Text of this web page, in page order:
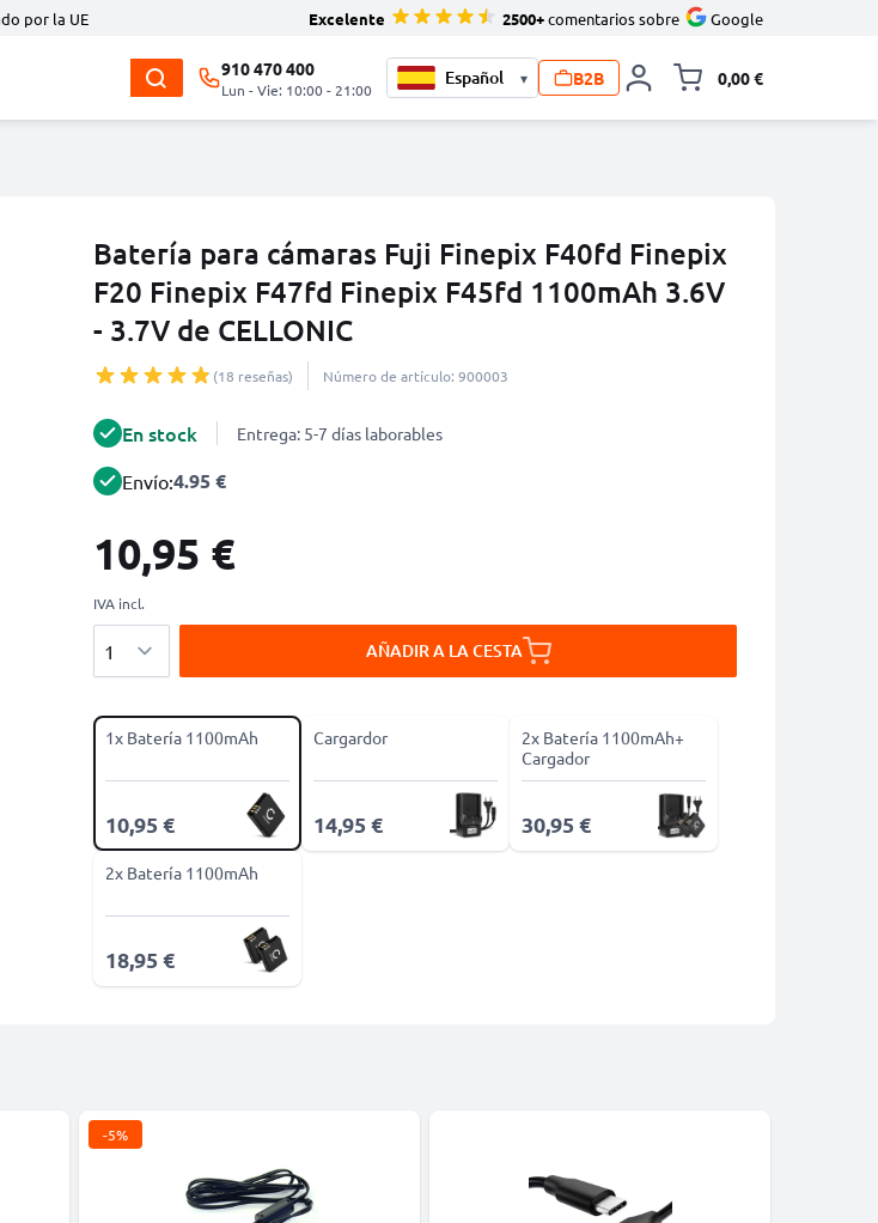
por la UE Excelente 2500+comentarios sobre Google
910 470 400
Lun - Vie: 10:00 - 21:00
▾ B2B 0,00 €
Batería para cámaras Fuji Finepix F40fd Finepix
F20 Finepix F47fd Finepix F45fd 1100mAh 3.6V
- 3.7V de CELLONIC
(18 reseñas) Número de artículo: 900003
En stock Entrega: 5-7 días laborables
Envío:4.95 €
10,95 €
IVA incl.
AÑADIR A LA CESTA
1x Batería 1100mAh
10,95 €
Cargardor
14,95 €
2x Batería 1100mAh+
Cargador
30,95 €
2x Batería 1100mAh
18,95 €
-5%